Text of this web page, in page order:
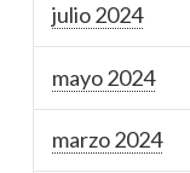
julio 2024
mayo 2024
marzo 2024